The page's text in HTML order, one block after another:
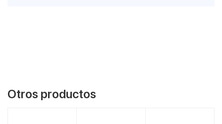
Otros productos